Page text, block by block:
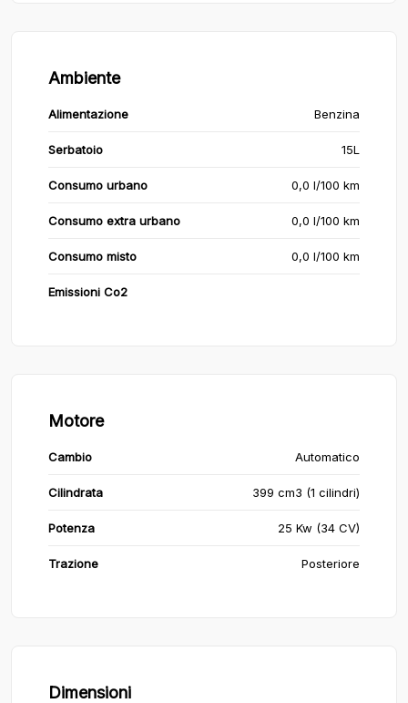
Ambiente
Alimentazione Benzina
Serbatoio 15L
Consumo urbano 0,0 l/100 km
Consumo extra urbano 0,0 l/100 km
Consumo misto 0,0 l/100 km
Emissioni Co2
Motore
Cambio Automatico
Cilindrata 399 cm3 (1 cilindri)
Potenza 25 Kw (34 CV)
Trazione Posteriore
Dimensioni